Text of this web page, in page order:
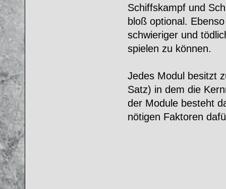
Schiffskampf und
bloß optional.
schwieriger und
spielen zu können.
Jedes Modul besitzt
Satz) in dem die
der Module besteht
nötigen Faktoren